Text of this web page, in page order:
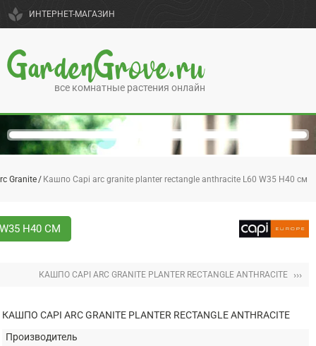
spa ИНТЕРНЕТ-МАГАЗИН
GardenGrove.ru
все комнатные растения онлайн
Granite Кашпо Capi arc granite planter rectangle anthracite L60 W35 H40 см
H40 СМ
КАШПО CAPI ARC GRANITE PLANTER RECTANGLE ANTHRACITE ›››
КАШПО CAPI ARC GRANITE PLANTER RECTANGLE ANTHRACITE
Производитель